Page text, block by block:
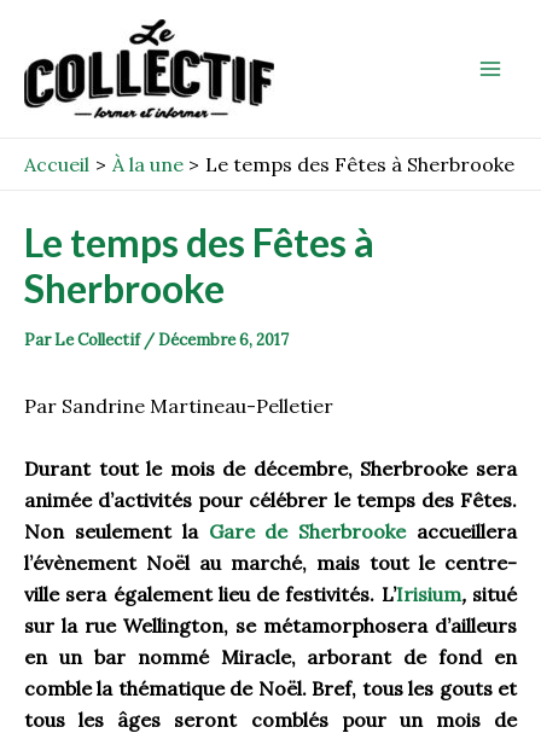
contenu
Accueil À la une Le temps des Fêtes à Sherbrooke
Le temps des Fêtes à
Sherbrooke
ParLe Collectif /Décembre 6, 2017
Par Sandrine Martineau-Pelletier
Durant tout le mois de décembre, Sherbrooke sera
animée d’activités pour célébrer le temps des Fêtes.
Non seulement la Gare de Sherbrookeaccueillera
l’évènement Noël au marché, mais tout le centre-
ville sera également lieu de festivités. L’Irisium,situé
sur la rue Wellington, se métamorphosera d’ailleurs
en un bar nommé Miracle, arborant de fond en
comble la thématique de Noël. Bref, tous les gouts et
tous les âges seront comblés pour un mois de
navigation